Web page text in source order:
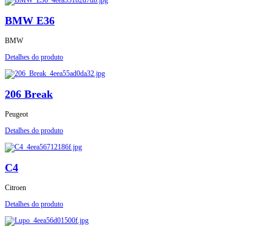
BMW E36
BMW
Detalhes do produto
206 Break
Peugeot
Detalhes do produto
C4
Citroen
Detalhes do produto